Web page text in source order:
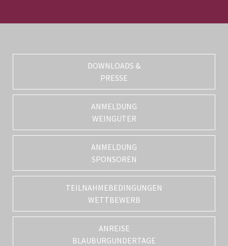
DOWNLOADS &
PRESSE
ANMELDUNG
WEINGÜTER
ANMELDUNG
SPONSOREN
TEILNAHMEBEDINGUNGEN
WETTBEWERB
ANREISE
BLAUBURGUNDERTAGE